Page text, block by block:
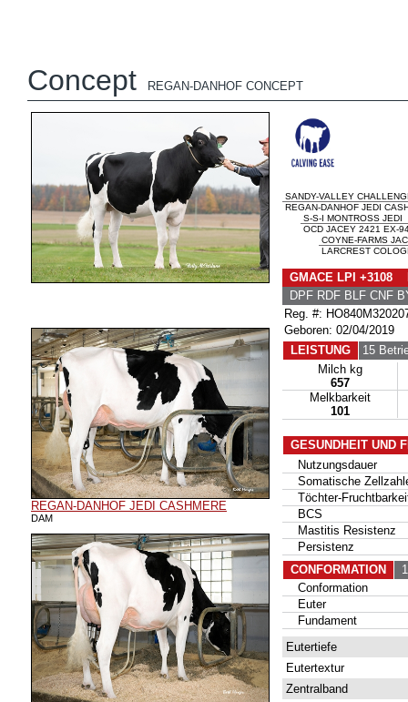
Concept REGAN-DANHOF CONCEPT
REGAN-DANHOF JEDI CASHMERE
DAM
SANDY-VALLEY
REGAN-DANHOF JEDI
S-S-I MONTROSS JEDI
OCD JACEY 2421 EX-
COYNE-FARMS
LARCREST
GMACE LPI +3108
DPF RDF BLF CNF
Reg. #:
Geboren: 02/04/2019
LEISTUNG
15
Milch kg
657
Melkbarkeit
101
GESUNDHEIT UND
Nutzungsdauer
Somatische
Töchter-
BCS
Mastitis Resistenz
Persistenz
CONFORMATION
Conformation
Euter
Fundament
Eutertiefe
Eutertextur
Zentralband